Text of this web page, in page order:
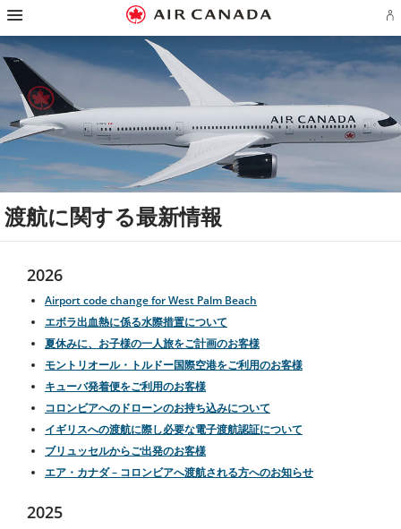
ス
ッ
し
ー
ム
ペ
ー
へ
ス
ッ
し
要
コ
ン
テ
ツ
へ
ス
ッ
し
要
コ
ン
テ
ツ
へ
ス
ッ
し
索
フ
ィ
ー
ド
へ
ス
ッ
し
ッ
タ
ー
リ
ク
へ
ス
ッ
し
イ
ト
マ
ッ
へ
ス
ッ
し
問
い
合
わ
先
へ
ア
エ
プ
カ
ウ
ン
イ
ま
渡航に関する最新情報
2026
Airport code change for West Palm Beach
エボラ出血熱に係る水際措置について
夏休みに、お子様の一人旅をご計画のお客様
モントリオール・トルドー国際空港をご利用のお客様
キューバ発着便をご利用のお客様
コロンビアへのドローンのお持ち込みについて
イギリスへの渡航に際し必要な電子渡航認証について
ブリュッセルからご出発のお客様
エア・カナダ – コロンビアへ渡航される方へのお知らせ
2025